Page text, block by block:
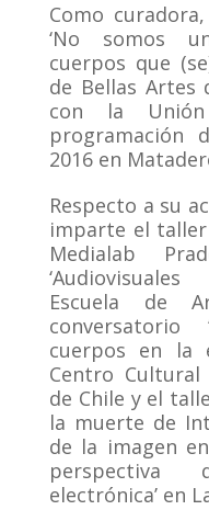
Como
‘No somos
cuerpos que
de Bellas Artes
con la
programación
2016 en
Respecto a su
imparte el taller
Medialab
Escuela de
conversatorio
cuerpos en la
Centro Cultural
de Chile y el
la muerte de
de la imagen
electrónica’ en